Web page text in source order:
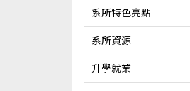
系所特色亮點
系所資源
升學就業